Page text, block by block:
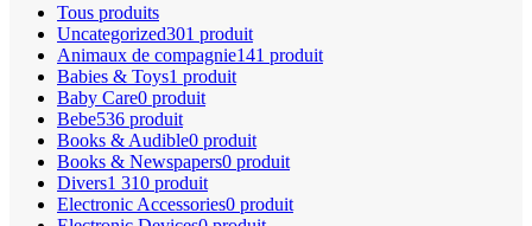
Tous produits
Uncategorized301 produit
Animaux de compagnie141 produit
Babies & Toys1 produit
Baby Care0 produit
Bebe536 produit
Books & Audible0 produit
Books & Newspapers0 produit
Divers1 310 produit
Electronic Accessories0 produit